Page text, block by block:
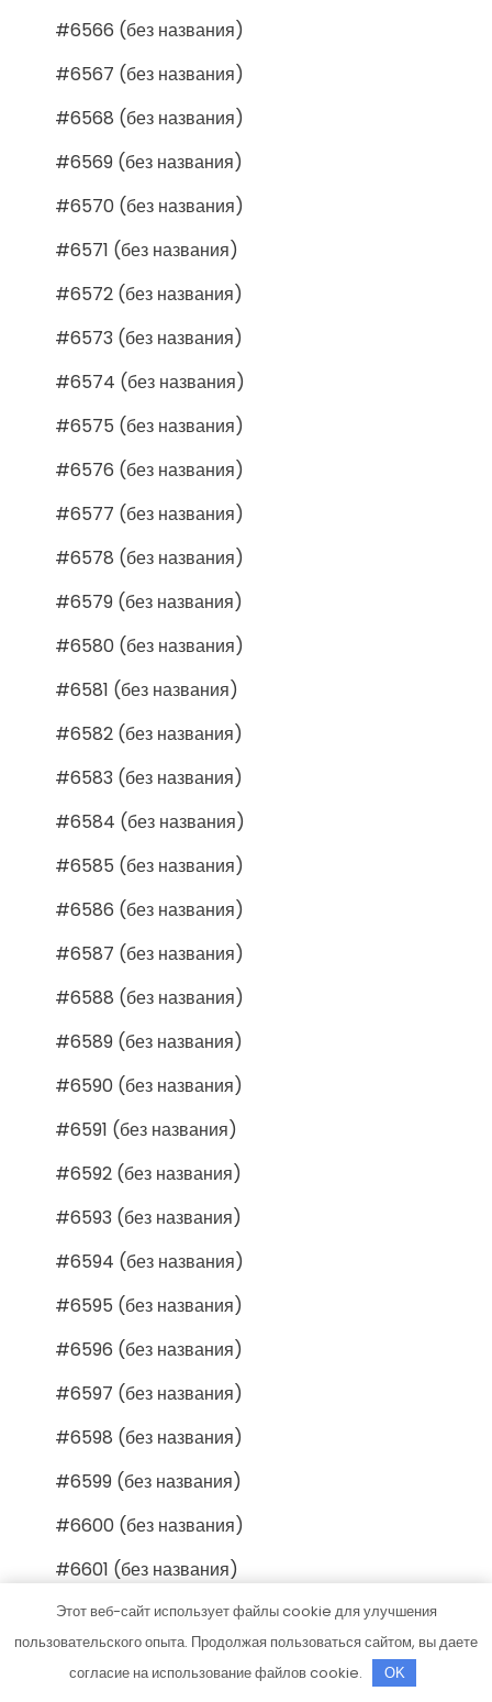
#6566 (без названия)
#6567 (без названия)
#6568 (без названия)
#6569 (без названия)
#6570 (без названия)
#6571 (без названия)
#6572 (без названия)
#6573 (без названия)
#6574 (без названия)
#6575 (без названия)
#6576 (без названия)
#6577 (без названия)
#6578 (без названия)
#6579 (без названия)
#6580 (без названия)
#6581 (без названия)
#6582 (без названия)
#6583 (без названия)
#6584 (без названия)
#6585 (без названия)
#6586 (без названия)
#6587 (без названия)
#6588 (без названия)
#6589 (без названия)
#6590 (без названия)
#6591 (без названия)
#6592 (без названия)
#6593 (без названия)
#6594 (без названия)
#6595 (без названия)
#6596 (без названия)
#6597 (без названия)
#6598 (без названия)
#6599 (без названия)
#6600 (без названия)
#6601 (без названия)
#6602 (без названия)
#6603 (без названия)
Этот веб-сайт использует файлы cookie для улучшения
пользовательского опыта. Продолжая пользоваться сайтом, вы даете
согласие на использование файлов cookie.
OK